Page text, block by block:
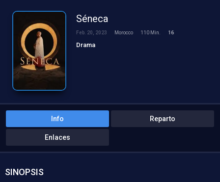
Séneca
Feb. 20, 2023 Morocco 110 Min. 16
Drama
Info Reparto
Enlaces
SINOPSIS